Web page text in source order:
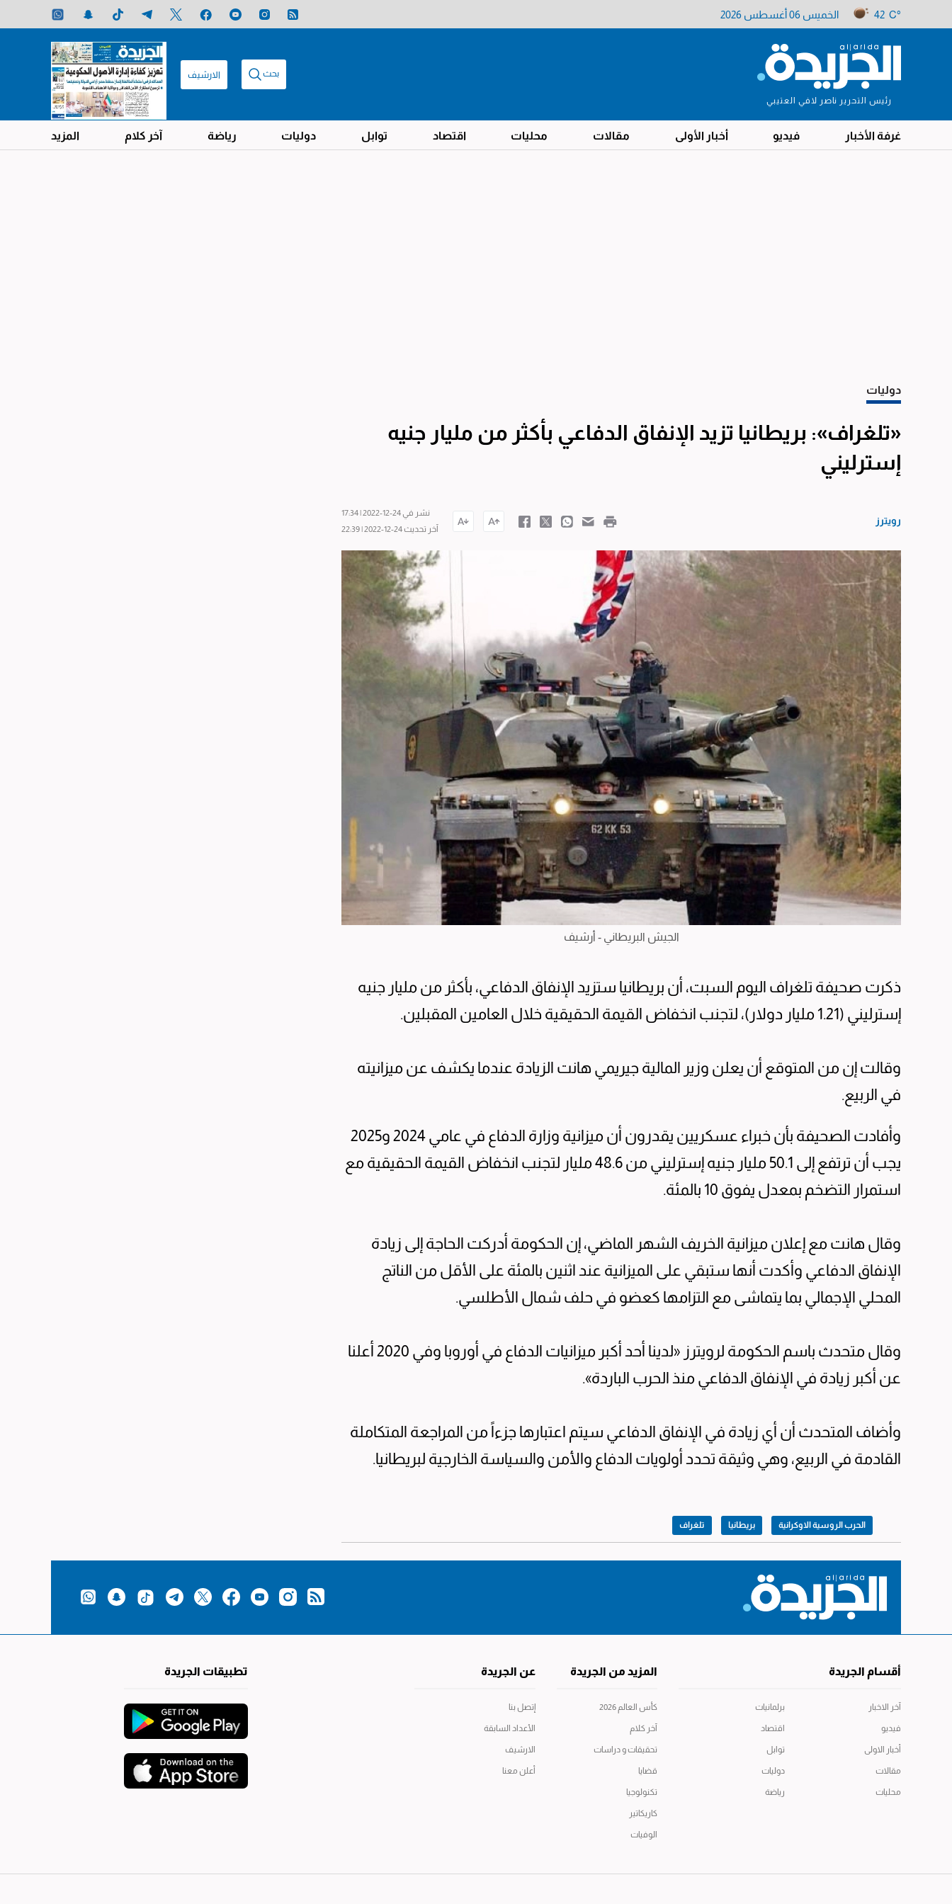
42 C° الخميس 06 أغسطس 2026
رئيس التحرير ناصر لافي العتيبي
بحث الارشيف
غرفة الأخبار فيديو أخبار الأولى مقالات محليات اقتصاد توابل دوليات رياضة آخر كلام المزيد
دوليات
«تلغراف»: بريطانيا تزيد الإنفاق الدفاعي بأكثر من مليار جنيه
إسترليني
رويترز
نشر في 24-12-2022 | 17:34
آخر تحديث 24-12-2022 | 22:39
الجيش البريطاني - أرشيف
ذكرت صحيفة تلغراف اليوم السبت، أن بريطانيا ستزيد الإنفاق الدفاعي، بأكثر من مليار جنيه
إسترليني (1.21 مليار دولار)، لتجنب انخفاض القيمة الحقيقية خلال العامين المقبلين.
وقالت إن من المتوقع أن يعلن وزير المالية جيريمي هانت الزيادة عندما يكشف عن ميزانيته
في الربيع.
وأفادت الصحيفة بأن خبراء عسكريين يقدرون أن ميزانية وزارة الدفاع في عامي 2024 و2025
يجب أن ترتفع إلى 50.1 مليار جنيه إسترليني من 48.6 مليار لتجنب انخفاض القيمة الحقيقية مع
استمرار التضخم بمعدل يفوق 10 بالمئة.
وقال هانت مع إعلان ميزانية الخريف الشهر الماضي، إن الحكومة أدركت الحاجة إلى زيادة
الإنفاق الدفاعي وأكدت أنها ستبقي على الميزانية عند اثنين بالمئة على الأقل من الناتج
المحلي الإجمالي بما يتماشى مع التزامها كعضو في حلف شمال الأطلسي.
وقال متحدث باسم الحكومة لرويترز «لدينا أحد أكبر ميزانيات الدفاع في أوروبا وفي 2020 أعلنا
عن أكبر زيادة في الإنفاق الدفاعي منذ الحرب الباردة».
وأضاف المتحدث أن أي زيادة في الإنفاق الدفاعي سيتم اعتبارها جزءاً من المراجعة المتكاملة
القادمة في الربيع، وهي وثيقة تحدد أولويات الدفاع والأمن والسياسة الخارجية لبريطانيا.
الحرب الروسية الاوكرانية بريطانيا تلغراف
أقسام الجريدة
آخر الاخبار
فيديو
أخبار الاولى
مقالات
محليات
برلمانيات
اقتصاد
توابل
دوليات
رياضة
المزيد من الجريدة
كأس العالم 2026
آخر كلام
تحقيقات و دراسات
قضايا
تكنولوجيا
كاريكاتير
الوفيات
عن الجريدة
إتصل بنا
الأعداد السابقة
الارشيف
أعلن معنا
تطبيقات الجريدة